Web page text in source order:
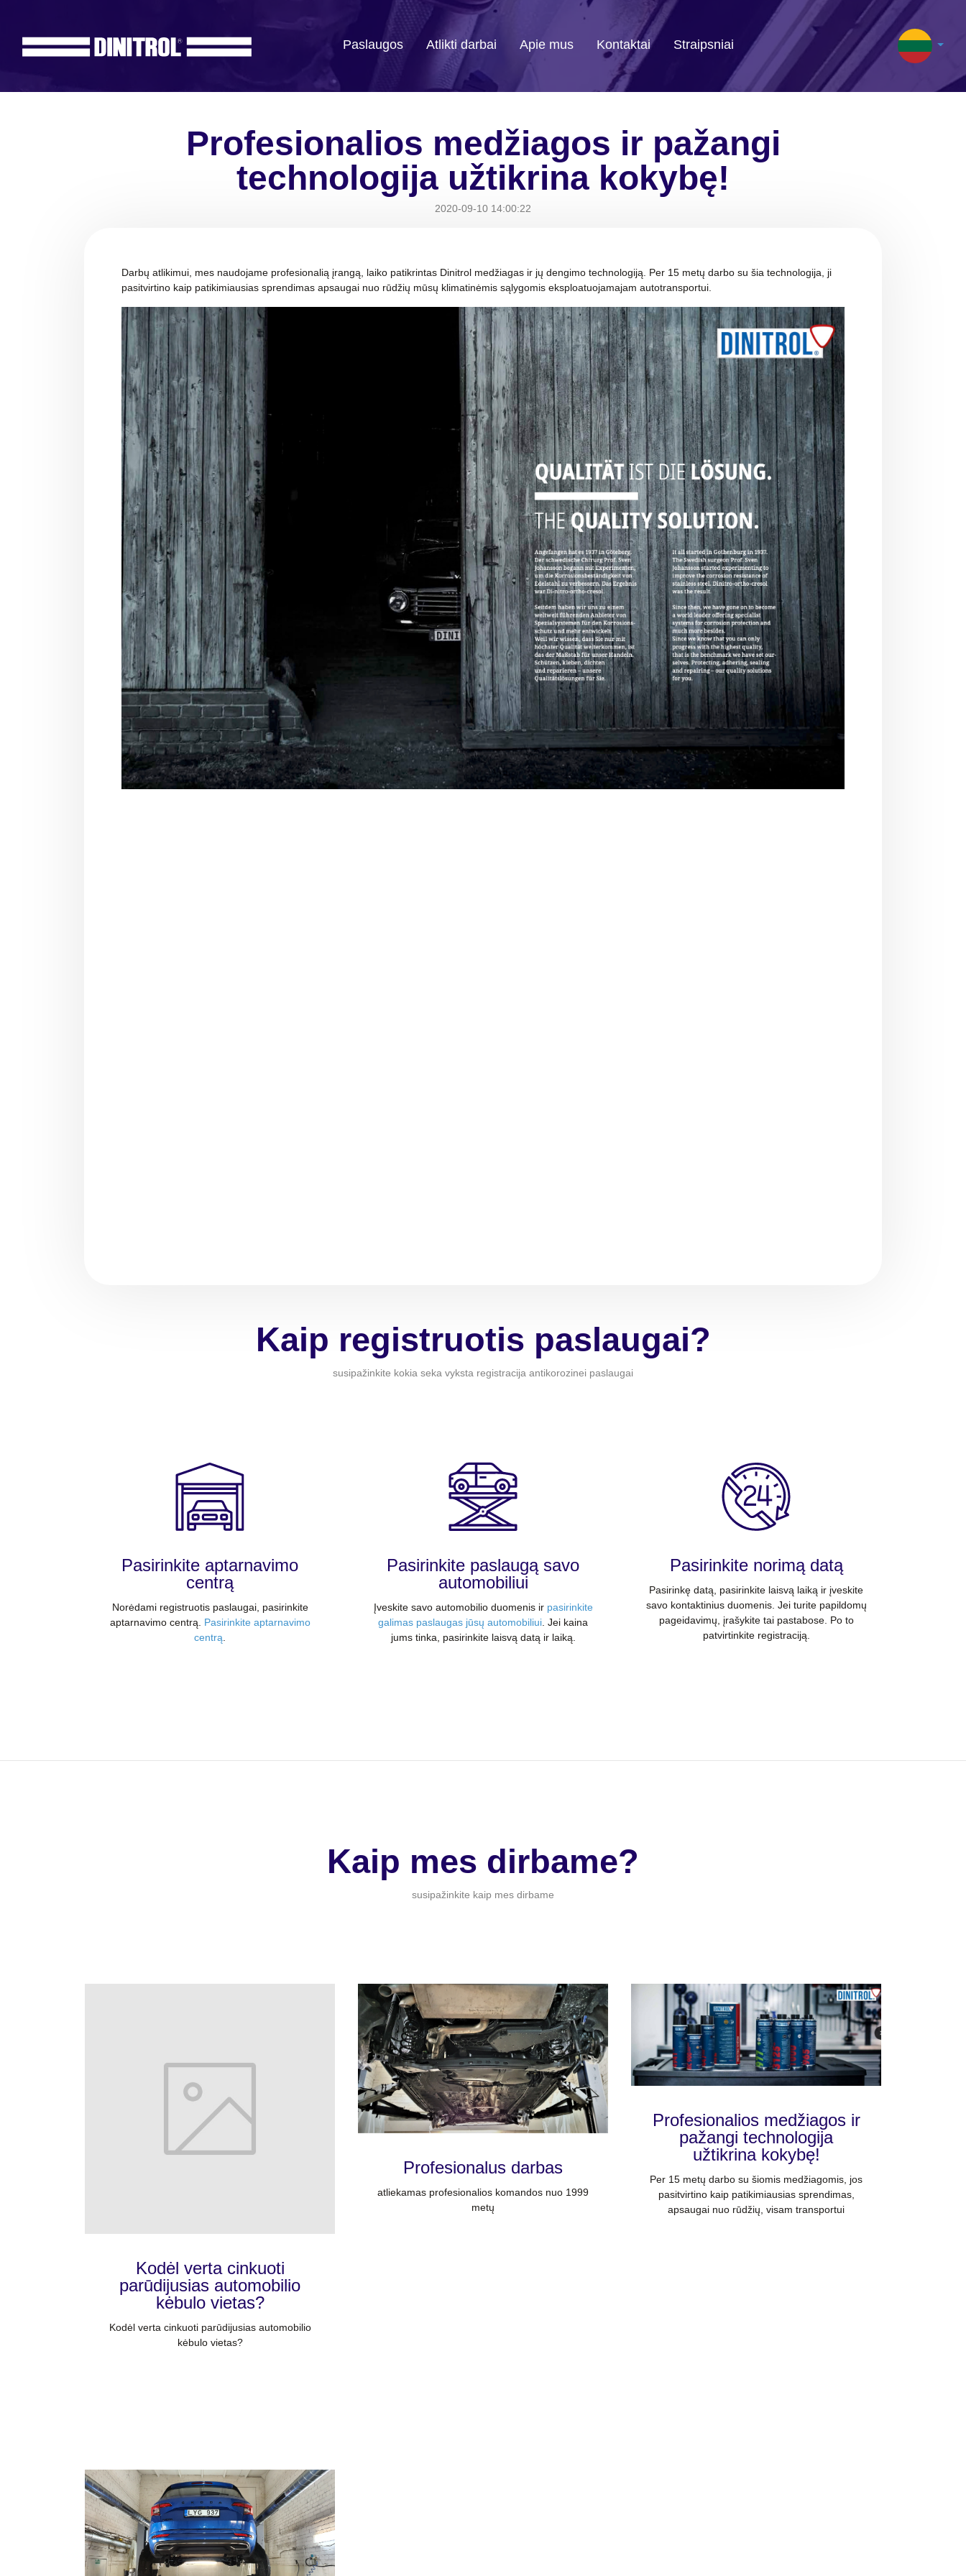
Paslaugos Atlikti darbai Apie mus Kontaktai Straipsniai
Profesionalios medžiagos ir pažangi
technologija užtikrina kokybę!
2020-09-10 14:00:22
Darbų atlikimui, mes naudojame profesionalią įrangą, laiko patikrintas Dinitrol medžiagas ir jų dengimo technologiją. Per 15 metų darbo su šia technologija, ji
pasitvirtino kaip patikimiausias sprendimas apsaugai nuo rūdžių mūsų klimatinėmis sąlygomis eksploatuojamajam autotransportui.
Kaip registruotis paslaugai?
susipažinkite kokia seka vyksta registracija antikorozinei paslaugai
Pasirinkite aptarnavimo
centrą
Norėdami registruotis paslaugai, pasirinkite
aptarnavimo centrą. Pasirinkite aptarnavimo
centrą
Pasirinkite paslaugą savo
automobiliui
Įveskite savo automobilio duomenis ir pasirinkite
galimas paslaugas jūsų automobiliui . Jei kaina
jums tinka, pasirinkite laisvą datą ir laiką.
Pasirinkite norimą datą
Pasirinkę datą, pasirinkite laisvą laiką ir įveskite
savo kontaktinius duomenis. Jei turite papildomų
pageidavimų, įrašykite tai pastabose. Po to
patvirtinkite registraciją.
Kaip mes dirbame?
susipažinkite kaip mes dirbame
Kodėl verta cinkuoti
parūdijusias automobilio
kėbulo vietas?
Kodėl verta cinkuoti parūdijusias automobilio
kėbulo vietas?
Profesionalus darbas
atliekamas profesionalios komandos nuo 1999
metų
Profesionalios medžiagos ir
pažangi technologija
užtikrina kokybę!
Per 15 metų darbo su šiomis medžiagomis, jos
pasitvirtino kaip patikimiausias sprendimas,
apsaugai nuo rūdžių, visam transportui